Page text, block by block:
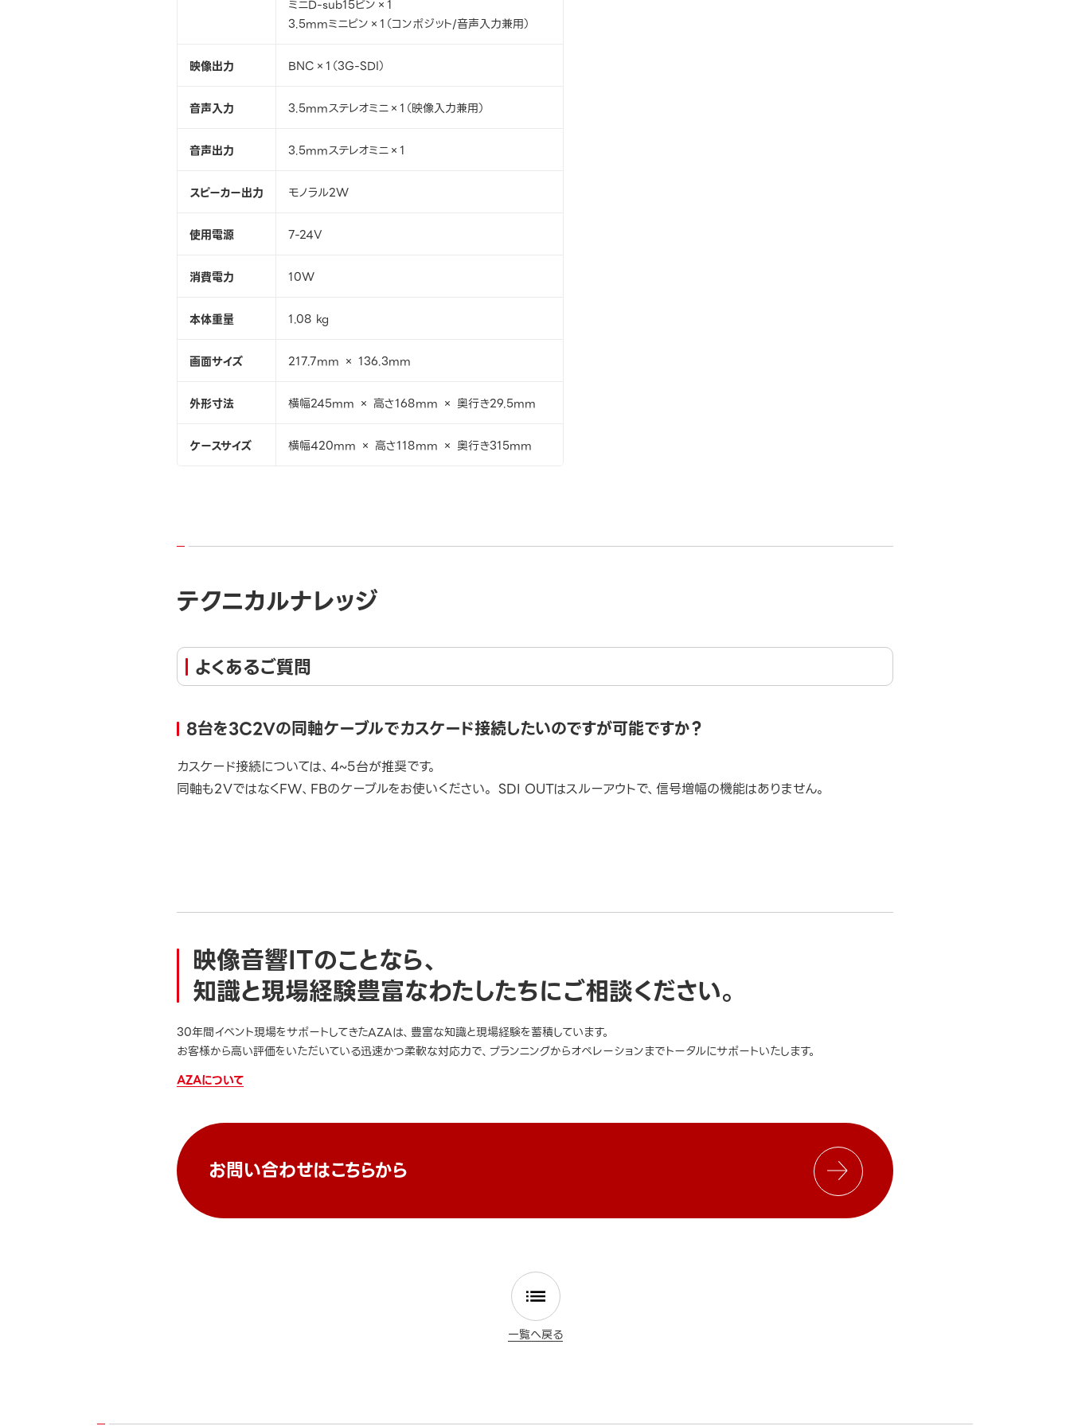
ミニD-sub15ピン×1
3.5mmミニピン×1（コンポジット/音声入力兼用）
映像出力 BNC×1（3G-SDI）
音声入力 3.5mmステレオミニ×1（映像入力兼用）
音声出力 3.5mmステレオミニ×1
スピーカー出力 モノラル2W
使用電源 7-24V
消費電力 10W
本体重量 1.08 kg
画面サイズ 217.7mm × 136.3mm
外形寸法 横幅245mm × 高さ168mm × 奥行き29.5mm
ケースサイズ 横幅420mm × 高さ118mm × 奥行き315mm
テクニカルナレッジ
よくあるご質問
8台を3C2Vの同軸ケーブルでカスケード接続したいのですが可能ですか？
カスケード接続については、4~5台が推奨です。
同軸も2VではなくFW、FBのケーブルをお使いください。 SDI OUTはスルーアウトで、信号増幅の機能はありません。
映像音響ITのことなら、
知識と現場経験豊富なわたしたちにご相談ください。
30年間イベント現場をサポートしてきたAZAは、豊富な知識と現場経験を蓄積しています。
お客様から高い評価をいただいている迅速かつ柔軟な対応力で、プランニングからオペレーションまでトータルにサポートいたします。
AZAについて
お問い合わせはこちらから
一覧へ戻る